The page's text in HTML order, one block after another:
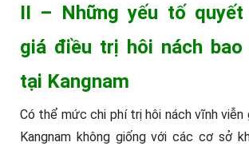
II – Những yếu tố
giá điều trị hôi nách bao
tại Kangnam
Có thể mức chi phí trị hôi nách vĩnh viễn
Kangnam không giống với các cơ sở